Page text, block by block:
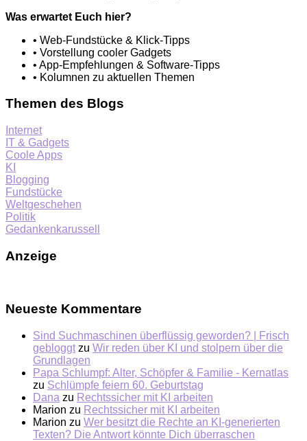
Was erwartet Euch hier?
• Web-Fundstücke & Klick-Tipps
• Vorstellung cooler Gadgets
• App-Empfehlungen & Software-Tipps
• Kolumnen zu aktuellen Themen
Themen des Blogs
Internet
IT & Gadgets
Coole Apps
KI
Blogging
Fundstücke
Weltgeschehen
Politik
Gedankenkarussell
Anzeige
Neueste Kommentare
Sind Suchmaschinen überflüssig geworden? | Frisch
gebloggt zu Wir reden über KI und stolpern über die
Grundlagen
Papa Schlumpf: Alter, Schöpfer & Familie - Kernatlas
zu Schlümpfe feiern 60. Geburtstag
Dana zu Rechtssicher mit KI arbeiten
Marion zu Rechtssicher mit KI arbeiten
Marion zu Wer besitzt die Rechte an KI-generierten
Texten? Die Antwort könnte Dich überraschen